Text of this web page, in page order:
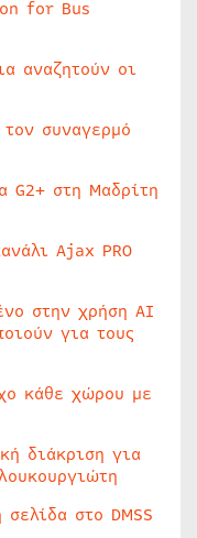
for Bus
αναζητούν οι
συναγερμό
G2+ στη Μαδρίτη
Ajax PRO
στην χρήση AI
για τους
κάθε χώρου με
διάκριση για
στο DMSS